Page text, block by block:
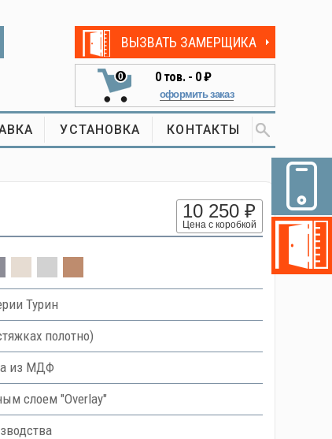
ВЫЗВАТЬ ЗАМЕРЩИКА
0 0тов. - 0 ₽
оформить заказ
УСТАНОВКА КОНТАКТЫ
10 250 ₽
Цена с коробкой
Турин
полотно)
из МДФ
слоем "Overlay"